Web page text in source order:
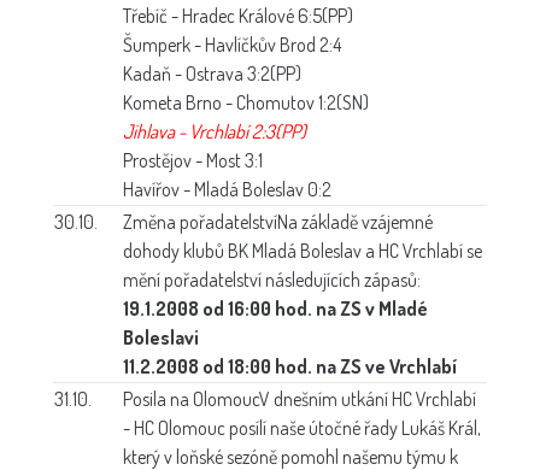
Třebíč - Hradec Králové 6:5(PP)
Šumperk - Havlíčkův Brod 2:4
Kadaň - Ostrava 3:2(PP)
Kometa Brno - Chomutov 1:2(SN)
Jihlava - Vrchlabí 2:3(PP)
Prostějov - Most 3:1
Havířov - Mladá Boleslav 0:2
30.10.
Změna pořadatelstvíNa základě vzájemné
dohody klubů BK Mladá Boleslav a HC Vrchlabí se
mění pořadatelství následujících zápasů:
19.1.2008 od 16:00 hod. na ZS v Mladé
Boleslavi
11.2.2008 od 18:00 hod. na ZS ve Vrchlabí
31.10.
Posila na OlomoucV dnešním utkání HC Vrchlabí
- HC Olomouc posílí naše útočné řady Lukáš Král,
který v loňské sezóně pomohl našemu týmu k